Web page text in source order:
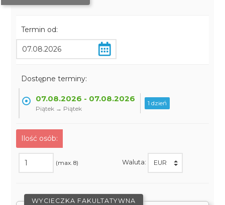
Termin od:
Dostępne terminy:
07.08.2026 - 07.08.2026
Piątek → Piątek
1 dzień
Ilość osób:
(max. 8) Waluta:
WYCIECZKA FAKULTATYWNA